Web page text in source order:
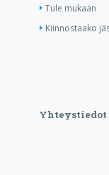
Tule mukaan
Kiinnostaako
Yhteystiedot